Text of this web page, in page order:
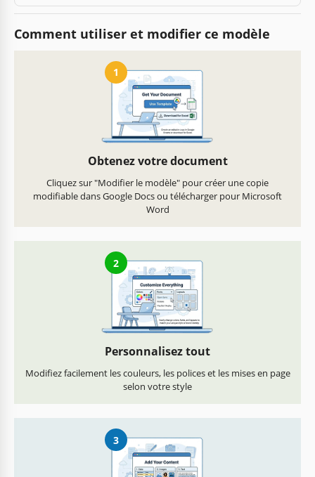
Comment utiliser et modifier ce modèle
1
Obtenez votre document
Cliquez sur "Modifier le modèle" pour créer une copie
modifiable dans Google Docs ou télécharger pour Microsoft
Word
2
Personnalisez tout
Modifiez facilement les couleurs, les polices et les mises en page
selon votre style
3